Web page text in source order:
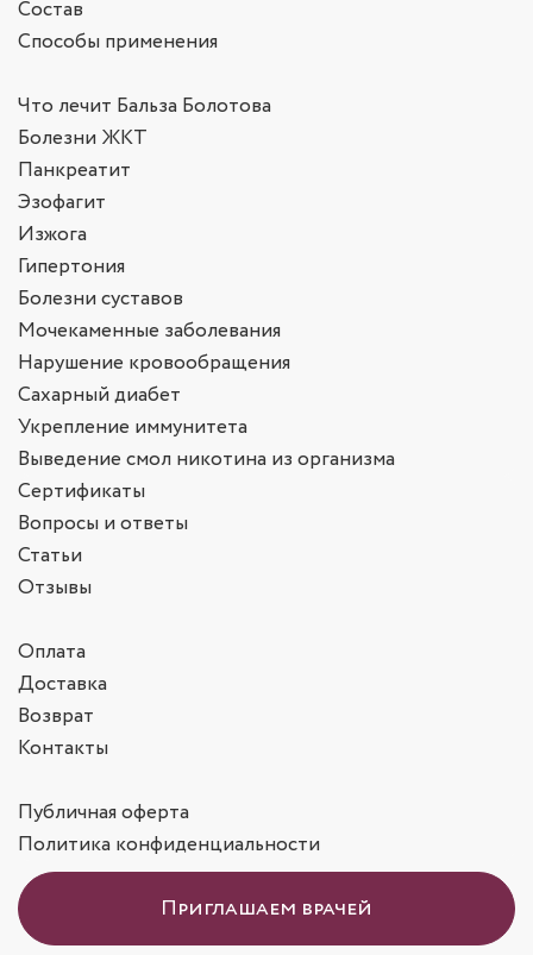
Состав
Способы применения
Что лечит Бальза Болотова
Болезни ЖКТ
Панкреатит
Эзофагит
Изжога
Гипертония
Болезни суставов
Мочекаменные заболевания
Нарушение кровообращения
Сахарный диабет
Укрепление иммунитета
Выведение смол никотина из организма
Сертификаты
Вопросы и ответы
Статьи
Отзывы
Оплата
Доставка
Возврат
Контакты
Публичная оферта
Политика конфиденциальности
Приглашаем врачей